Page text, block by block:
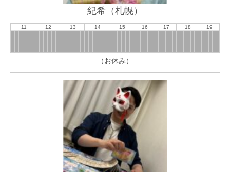
紀希（札幌）
11 12 13 14 15 16 17 18 19
（お休み）